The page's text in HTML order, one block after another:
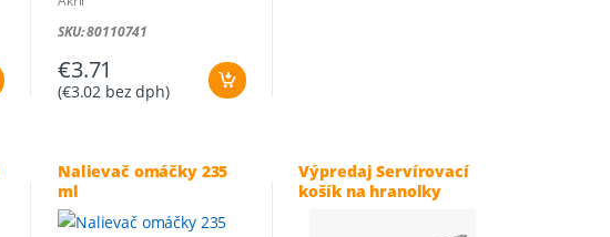
SKU: 80110741
€3.71
(€3.02 bez dph)
Nalievač omáčky 235
ml
Výpredaj Servírovací
košík na hranolky